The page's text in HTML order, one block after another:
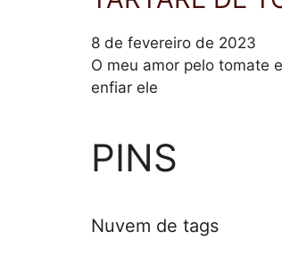
8 de fevereiro de 2023
O meu amor pelo tomate
enfiar ele
PINS
Nuvem de tags